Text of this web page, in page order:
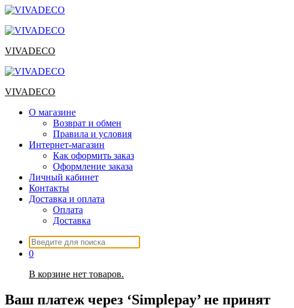
Перейти
содержимому
VIVADECO
VIVADECO
О магазине
Возврат и обмен
Правила и условия
Интернет-магазин
Как оформить заказ
Оформление заказа
Личный кабинет
Контакты
Доставка и оплата
Оплата
Доставка
Искать:
0
В корзине нет товаров.
Ваш платеж через ‘Simplepay’ не принят